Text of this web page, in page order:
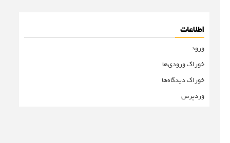
اطلاعات
ورود
خوراک ورودی‌ها
خوراک دیدگاه‌ها
وردپرس